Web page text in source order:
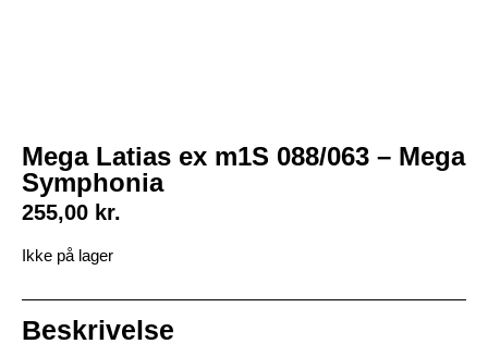
Mega Latias ex m1S 088/063 – Mega
Symphonia
255,00 kr.
Ikke på lager
Beskrivelse